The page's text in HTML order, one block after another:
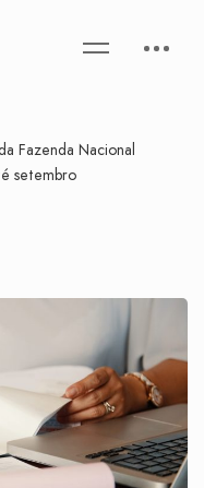
Fazenda Nacional
setembro